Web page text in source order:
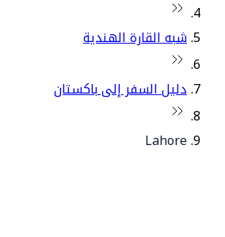
شبه القارة الهندية
دليل السفر إلى باكستان
Lahore